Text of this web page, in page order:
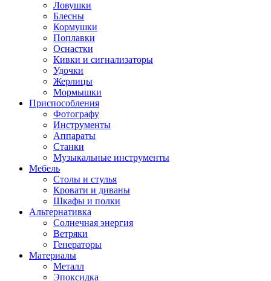
Ловушки
Блесны
Кормушки
Поплавки
Оснастки
Кивки и сигнализаторы
Удочки
Жерлицы
Мормышки
Приспособления
Фотографу
Инструменты
Аппараты
Станки
Музыкальные инструменты
Мебель
Столы и стулья
Кровати и диваны
Шкафы и полки
Альтернативка
Солнечная энергия
Ветряки
Генераторы
Материалы
Металл
Эпоксидка